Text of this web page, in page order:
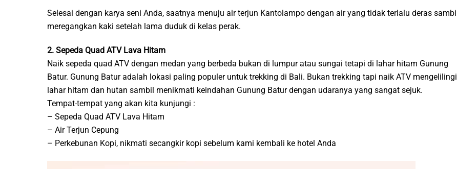
Selesai dengan karya seni Anda, saatnya menuju air terjun Kantolampo dengan air yang tidak terlalu deras sambil
meregangkan kaki setelah lama duduk di kelas perak.
2. Sepeda Quad ATV Lava Hitam
Naik sepeda quad ATV dengan medan yang berbeda bukan di lumpur atau sungai tetapi di lahar hitam Gunung
Batur. Gunung Batur adalah lokasi paling populer untuk trekking di Bali. Bukan trekking tapi naik ATV mengelilingi
lahar hitam dan hutan sambil menikmati keindahan Gunung Batur dengan udaranya yang sangat sejuk.
Tempat-tempat yang akan kita kunjungi :
– Sepeda Quad ATV Lava Hitam
– Air Terjun Cepung
– Perkebunan Kopi, nikmati secangkir kopi sebelum kami kembali ke hotel Anda